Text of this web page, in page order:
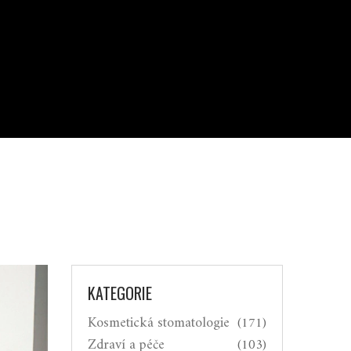
KATEGORIE
Kosmetická stomatologie (171)
Zdraví a péče (103)